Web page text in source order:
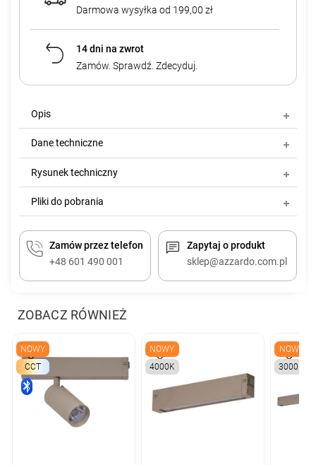
Darmowa wysyłka od 199,00 zł
14 dni na zwrot
Zamów. Sprawdź. Zdecyduj.
Opis
Dane techniczne
Rysunek techniczny
Pliki do pobrania
Zamów przez telefon
+48 601 490 001
Zapytaj o produkt
sklep@azzardo.com.pl
ZOBACZ RÓWNIEŻ
NOWY
CCT
NOWY
4000K
NOWY
3000K